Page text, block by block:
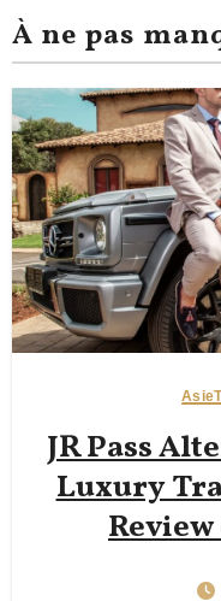
À ne pas
Asie
JR Pass
Luxury